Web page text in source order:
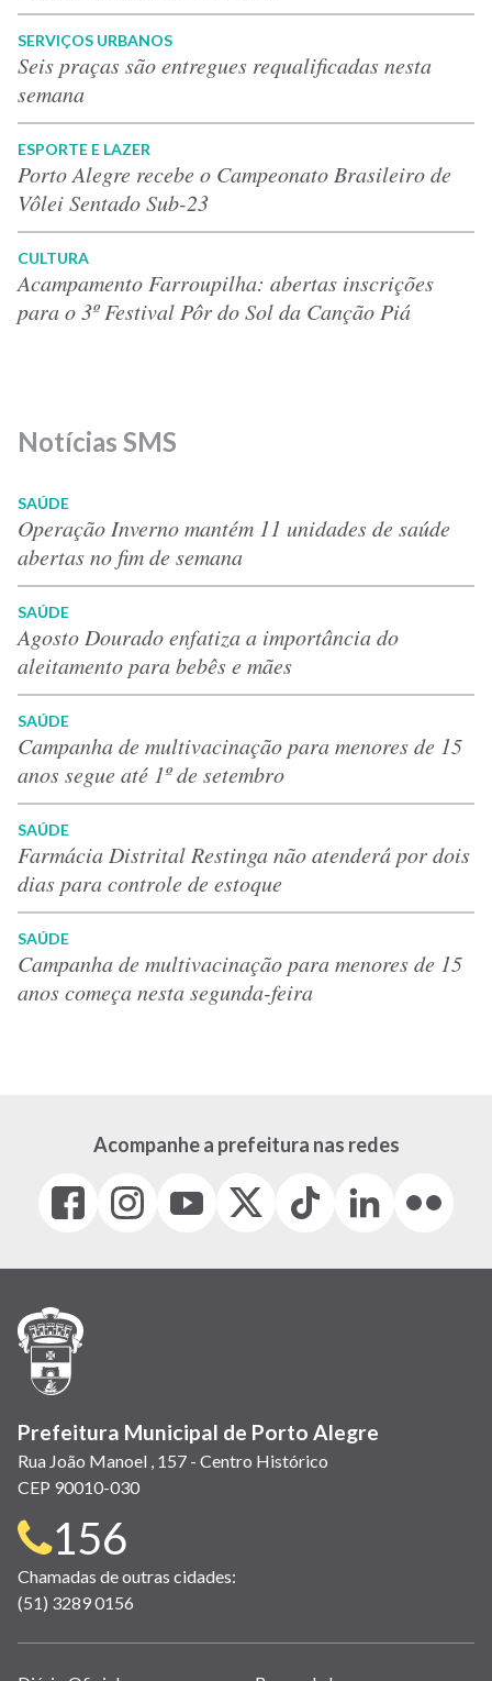
SERVIÇOS URBANOS
Seis praças são entregues requalificadas nesta
semana
ESPORTE E LAZER
Porto Alegre recebe o Campeonato Brasileiro de
Vôlei Sentado Sub-23
CULTURA
Acampamento Farroupilha: abertas inscrições
para o 3º Festival Pôr do Sol da Canção Piá
Notícias SMS
SAÚDE
Operação Inverno mantém 11 unidades de saúde
abertas no fim de semana
SAÚDE
Agosto Dourado enfatiza a importância do
aleitamento para bebês e mães
SAÚDE
Campanha de multivacinação para menores de 15
anos segue até 1º de setembro
SAÚDE
Farmácia Distrital Restinga não atenderá por dois
dias para controle de estoque
SAÚDE
Campanha de multivacinação para menores de 15
anos começa nesta segunda-feira
Acompanhe a prefeitura nas redes
Facebook
(link
em
janela)
Instagram
(link
em
(link
em
(Antigo
(link
Tiktok
(link
em
LinkedIn
(link
em
(link
em
Prefeitura Municipal de Porto Alegre
Rua João Manoel , 157 - Centro Histórico
CEP 90010-030
Telefone
para
contato:
156
Chamadas de outras cidades:
(51) 3289 0156